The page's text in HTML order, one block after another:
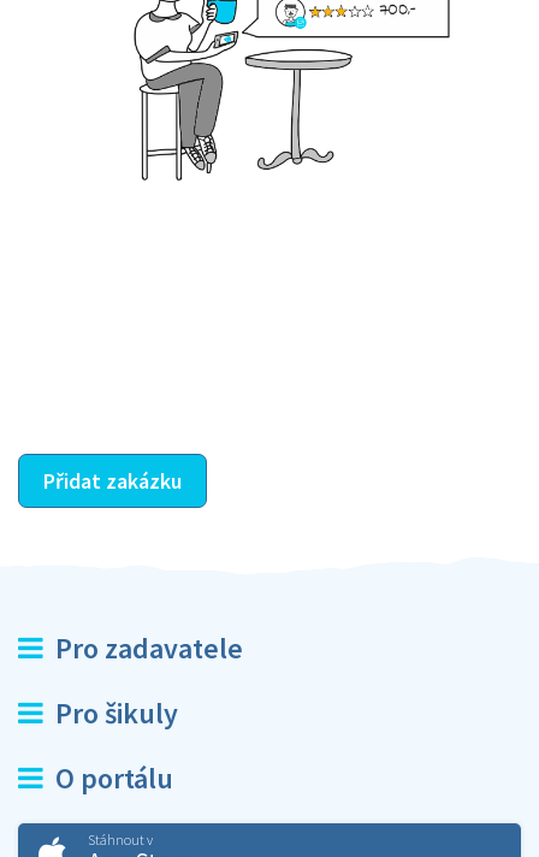
Přidat zakázku
Pro zadavatele
Pro šikuly
O portálu
Stáhnout v